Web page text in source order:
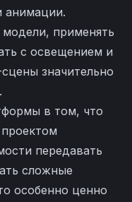
анимации.
применять
с освещением и
значительно
в том, что
передавать
сложные
особенно ценно